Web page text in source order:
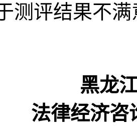
测评结果不
黑龙
法律经济咨